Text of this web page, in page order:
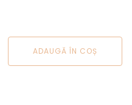
ADAUGĂ ÎN COȘ